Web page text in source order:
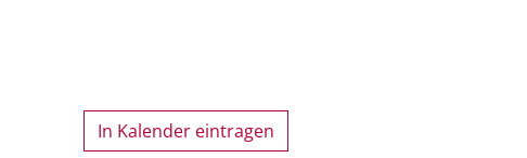
In Kalender eintragen